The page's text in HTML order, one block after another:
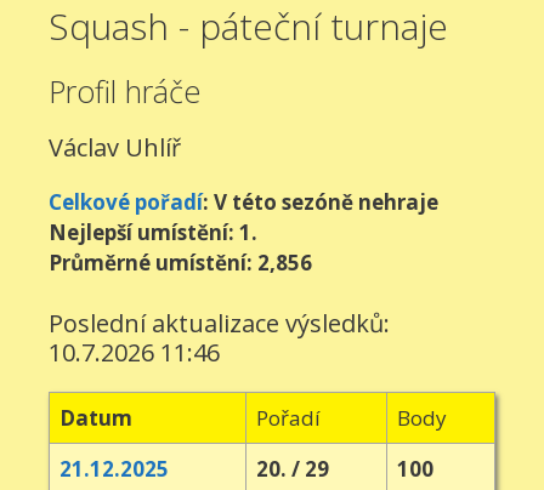
Squash - páteční turnaje
Profil hráče
Václav Uhlíř
Celkové pořadí: V této sezóně nehraje
Nejlepší umístění: 1.
Průměrné umístění: 2,856
Poslední aktualizace výsledků:
10.7.2026 11:46
Datum Pořadí
Body
21.12.2025
20. / 29
100